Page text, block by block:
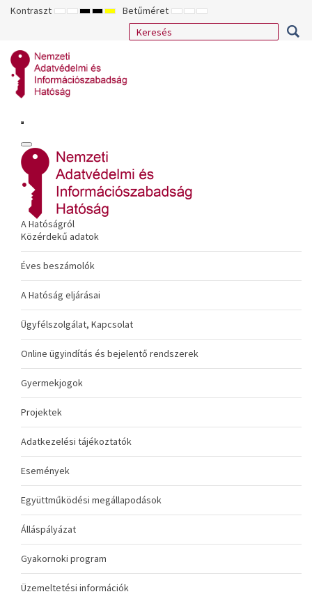
Kontraszt ALAPÉRTELMEZETT
ÉJSZAKAI
NAGY
KONTRASZTÚ
NAGY
KONTRASZTÚ
NAGY
KONTRASZTÚ
SÁRGA
FEKETE
Betűméret KISEBB
BETŰTÍPUS
ALAPÉRTELMEZETT
BETŰMÉRET
NAGYOBB
BETŰMÉRET
A Hatóságról
Közérdekű adatok
Éves beszámolók
A Hatóság eljárásai
Ügyfélszolgálat, Kapcsolat
Online ügyindítás és bejelentő rendszerek
Gyermekjogok
Projektek
Adatkezelési tájékoztatók
Események
Együttműködési megállapodások
Álláspályázat
Gyakornoki program
Üzemeltetési információk